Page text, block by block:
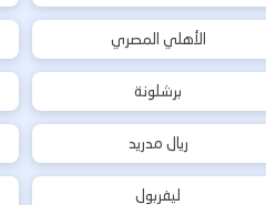
الأهلي المصري
برشلونة
ريال مدريد
ليفربول